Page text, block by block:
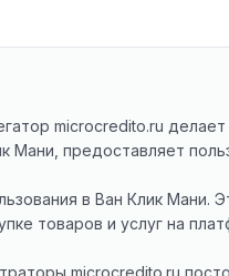
microcredito.ru
предоставляет
в Ван Клик Мани.
товаров и услуг на
microcredito.ru